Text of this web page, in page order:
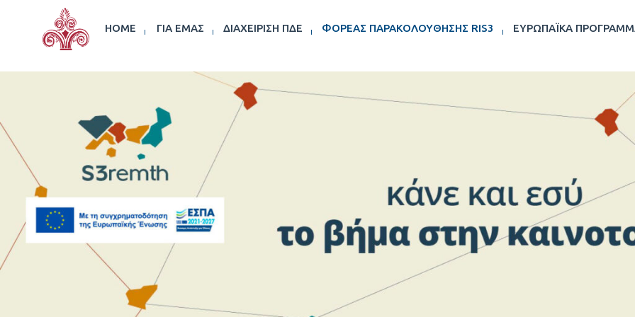
HOME ΓΙΑ ΕΜΆΣ ΔΙΑΧΕΊΡΙΣΗ ΠΔΕ ΦΟΡΈΑΣ ΠΑΡΑΚΟΛΟΎΘΗΣΗΣ RIS3 ΕΥΡΩΠΑΪΚΆ